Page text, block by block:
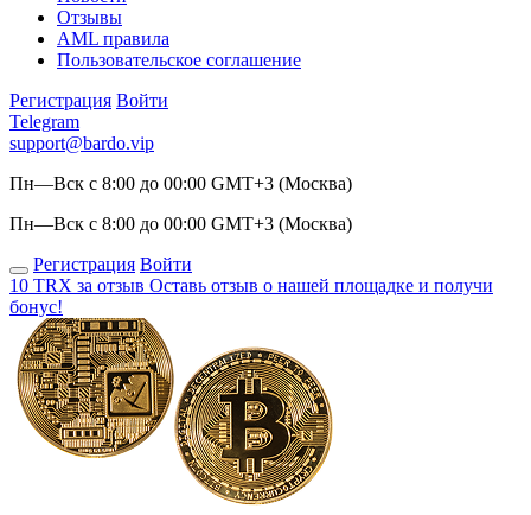
Отзывы
AML правила
Пользовательское соглашение
Регистрация Войти
Telegram
support@bardo.vip
Пн—Вск с 8:00 до 00:00 GMT+3 (Москва)
Пн—Вск с 8:00 до 00:00 GMT+3 (Москва)
Регистрация Войти
10 TRX за отзыв Оставь отзыв о нашей площадке и получи
бонус!